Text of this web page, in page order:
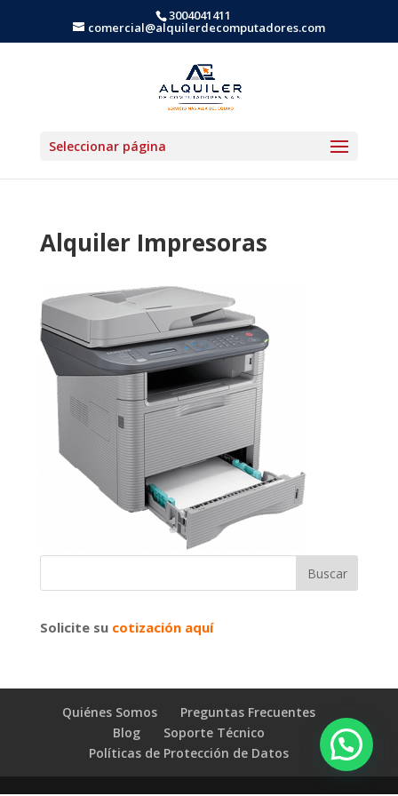
3004041411
comercial@alquilerdecomputadores.com
Seleccionar página
Alquiler Impresoras
Solicite su cotización aquí
Quiénes Somos
Preguntas Frecuentes
Blog
Soporte Técnico
Políticas de Protección de Datos